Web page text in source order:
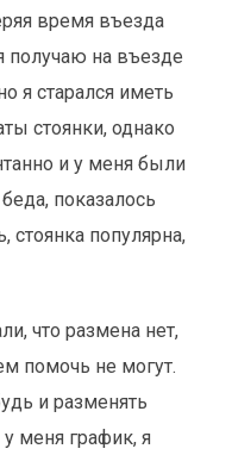
3 мин. на чтение
время въезда
получаю на въезде
я старался иметь
стоянки, однако
и у меня были
показалось
популярна,
что размена нет,
помочь не могут.
и разменять
меня график, я